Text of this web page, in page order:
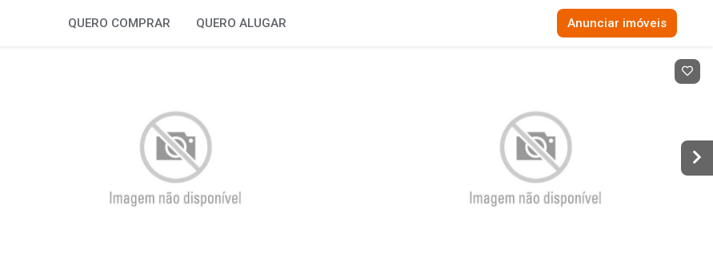
QUERO COMPRAR QUERO ALUGAR Anunciar imóveis